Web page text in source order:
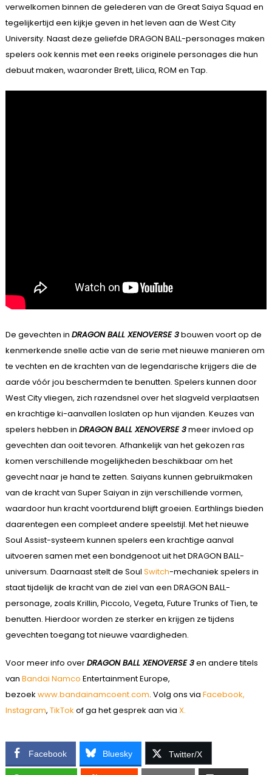
verwelkomen binnen de gelederen van de Great Saiya Squad en
tegelijkertijd een kijkje geven in het leven aan de West City
University. Naast deze geliefde DRAGON BALL-personages maken
spelers ook kennis met een reeks originele personages die hun
debuut maken, waaronder Brett, Lilica, ROM en Tap.
De gevechten in DRAGON BALL XENOVERSE 3bouwen voort op de
kenmerkende snelle actie van de serie met nieuwe manieren om
te vechten en de krachten van de legendarische krijgers die de
aarde vóór jou beschermden te benutten. Spelers kunnen door
West City vliegen, zich razendsnel over het slagveld verplaatsen
en krachtige ki-aanvallen loslaten op hun vijanden. Keuzes van
spelers hebben in DRAGON BALL XENOVERSE 3meer invloed op
gevechten dan ooit tevoren. Afhankelijk van het gekozen ras
komen verschillende mogelijkheden beschikbaar om het
gevecht naar je hand te zetten. Saiyans kunnen gebruikmaken
van de kracht van Super Saiyan in zijn verschillende vormen,
waardoor hun kracht voortdurend blijft groeien. Earthlings bieden
daarentegen een compleet andere speelstijl. Met het nieuwe
Soul Assist-systeem kunnen spelers een krachtige aanval
uitvoeren samen met een bondgenoot uit het DRAGON BALL-
universum. Daarnaast stelt de Soul Switch-mechaniek spelers in
staat tijdelijk de kracht van de ziel van een DRAGON BALL-
personage, zoals Krillin, Piccolo, Vegeta, Future Trunks of Tien, te
benutten. Hierdoor worden ze sterker en krijgen ze tijdens
gevechten toegang tot nieuwe vaardigheden.
Voor meer info overDRAGON BALL XENOVERSE 3en andere titels
van Bandai Namco Entertainment Europe,
bezoek www.bandainamcoent.com. Volg ons via Facebook,
Instagram, TikTok of ga het gesprek aan via X.
Facebook Bluesky Twitter/X